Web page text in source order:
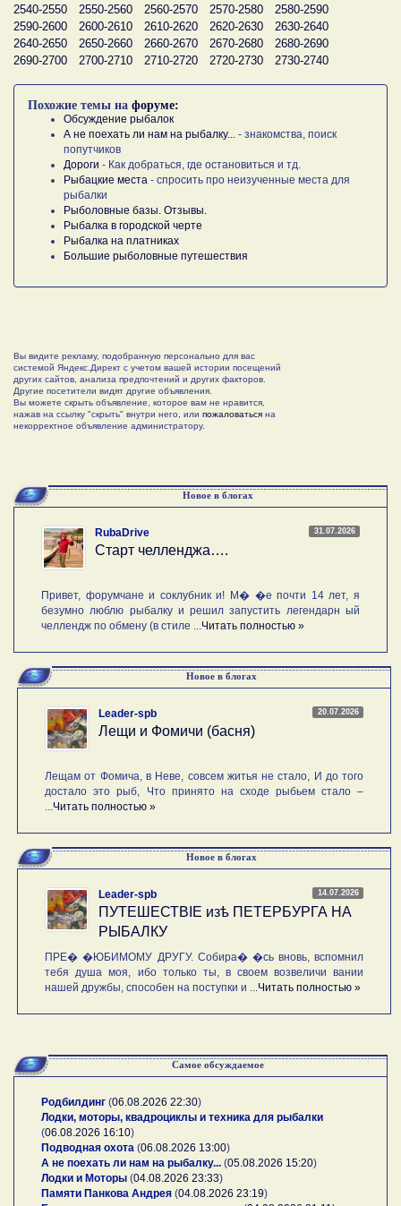
2540-2550
2550-2560 2560-2570 2570-2580
2580-2590
2590-2600
2600-2610 2610-2620 2620-2630
2630-2640
2640-2650
2650-2660 2660-2670 2670-2680
2680-2690
2690-2700
2700-2710 2710-2720 2720-2730 2730-2740
Похожие темы на форуме:
Обсуждение рыбалок
А не поехать ли нам на рыбалку...
- знакомства, поиск
попутчиков
Дороги - Как добраться, где остановиться и тд.
Рыбацкие места - спросить про неизученные места для
рыбалки
Рыболовные базы. Отзывы.
Рыбалка в городской черте
Рыбалка на платниках
Большие рыболовные путешествия
Вы видите рекламу, подобранную персонально для вас
системой Яндекс.Директ с учетом вашей истории посещений
других сайтов, анализа предпочтений и других факторов.
Другие посетители видят другие объявления.
Вы можете скрыть объявление, которое вам не нравится,
нажав на ссылку "скрыть" внутри него, или пожаловаться на
некорректное объявление администратору.
Новое в блогах
31.07.2026
RubaDrive
Старт челленджа….
Привет, форумчане и соклубник и! М� �е почти 14 лет, я
безумно люблю рыбалку и решил запустить легендарн ый
челлендж по обмену (в стиле ... Читать полностью »
Новое в блогах
20.07.2026
Leader-spb
Лещи и Фомичи (басня)
Лещам от Фомича, в Неве, совсем житья не стало, И до того
достало это рыб, Что принято на сходе рыбьем стало –
Читать полностью »
Новое в блогах
14.07.2026
Leader-spb
ПУТЕШЕСТВIE изѣ ПЕТЕРБУРГА НА
РЫБАЛКУ
ПРЕ� �ЮБИМОМУ ДРУГУ. Собира� �сь вновь, вспомнил
тебя душа моя, ибо только ты, в своем возвеличи вании
нашей дружбы, способен на поступки и ... Читать полностью »
Самое обсуждаемое
Родбилдинг (06.08.2026 22:30)
Лодки, моторы, квадроциклы и техника для рыбалки
(06.08.2026 16:10)
Подводная охота (06.08.2026 13:00)
А не поехать ли нам на рыбалку... (05.08.2026 15:20)
Лодки и Моторы (04.08.2026 23:33)
Памяти Панкова Андрея (04.08.2026 23:19)